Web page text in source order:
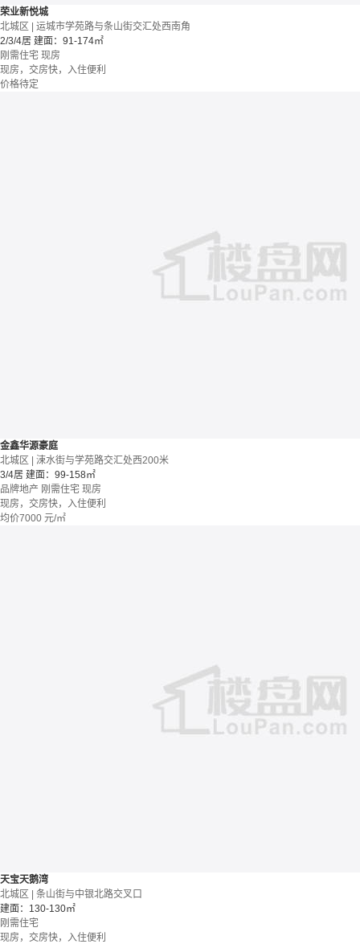
荣业新悦城
北城区 | 运城市学苑路与条山街交汇处西南角
2/3/4居 建面：91-174㎡
刚需住宅 现房
现房，交房快，入住便利
价格待定
金鑫华源豪庭
北城区 | 涑水街与学苑路交汇处西200米
3/4居 建面：99-158㎡
品牌地产 刚需住宅 现房
现房，交房快，入住便利
均价7000 元/㎡
天宝天鹅湾
北城区 | 条山街与中银北路交叉口
建面：130-130㎡
刚需住宅
现房，交房快，入住便利